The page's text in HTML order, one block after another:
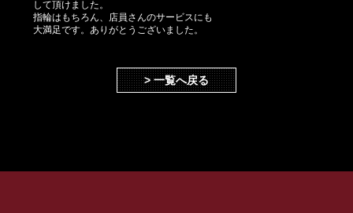
して頂けました。
指輪はもちろん、店員さんのサービスにも
大満足です。ありがとうございました。
> 一覧へ戻る